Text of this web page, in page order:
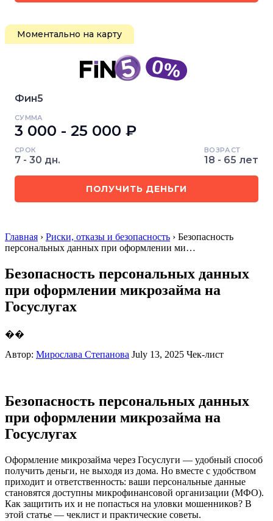
Моментально на карту
Фин5
СУММА
3 000 - 25 000 ₽
СРОК
7 - 30 дн.
ВОЗРАСТ
18 - 65 лет
ПОЛУЧИТЬ ДЕНЬГИ
Главная › Риски, отказы и безопасность › Безопасность
персональных данных при оформлении ми…
Безопасность персональных данных
при оформлении микрозайма на
Госуслугах
��
Автор: Мирослава Степанова July 13, 2025 Чек-лист
Безопасность персональных данных
при оформлении микрозайма на
Госуслугах
Оформление микрозайма через Госуслуги — удобный способ
получить деньги, не выходя из дома. Но вместе с удобством
приходит и ответственность: ваши персональные данные
становятся доступны микрофинансовой организации (МФО).
Как защитить их и не попасться на уловки мошенников? В
этой статье — чеклист и практические советы.